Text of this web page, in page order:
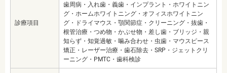
診療項目
歯周病・入れ歯・義歯・インプラント・ホワイトニン
グ・ホームホワイトニング・オフィスホワイトニン
グ・ドライマウス・顎関節症・クリーニング・抜歯・
根管治療・つめ物・かぶせ物・差し歯・ブリッジ・親
知らず・知覚過敏・噛み合わせ・虫歯・マウスピース
矯正・レーザー治療・歯石除去・SRP・ジェットクリ
ーニング・PMTC・歯科検診